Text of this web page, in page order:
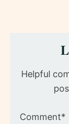
Helpful
Comment*